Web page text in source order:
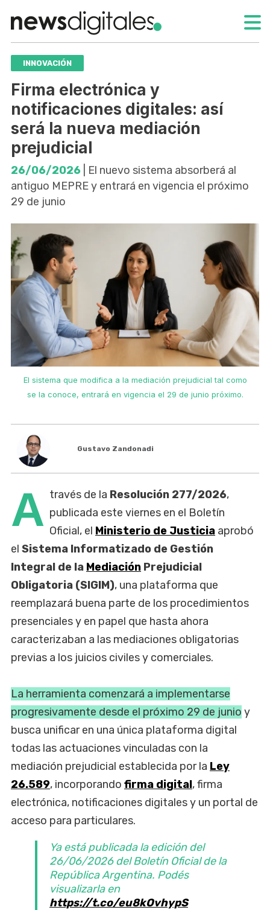
INNOVACIÓN
Firma electrónica y
notificaciones digitales: así
será la nueva mediación
prejudicial
26/06/2026 | El nuevo sistema absorberá al
antiguo MEPRE y entrará en vigencia el próximo
29 de junio
El sistema que modifica a la mediación prejudicial tal como
se la conoce, entrará en vigencia el 29 de junio próximo.
Gustavo Zandonadi
A través de la Resolución 277/2026,
publicada este viernes en el Boletín
Oficial, el Ministerio de Justicia aprobó
el Sistema Informatizado de Gestión
Integral de la Mediación Prejudicial
Obligatoria (SIGIM), una plataforma que
reemplazará buena parte de los procedimientos
presenciales y en papel que hasta ahora
caracterizaban a las mediaciones obligatorias
previas a los juicios civiles y comerciales.
La herramienta comenzará a implementarse
progresivamente desde el próximo 29 de junio y
busca unificar en una única plataforma digital
todas las actuaciones vinculadas con la
mediación prejudicial establecida por la Ley
26.589, incorporando firma digital, firma
electrónica, notificaciones digitales y un portal de
acceso para particulares.
Ya está publicada la edición del
26/06/2026 del Boletín Oficial de la
República Argentina. Podés
visualizarla en
https://t.co/eu8kOvhypS